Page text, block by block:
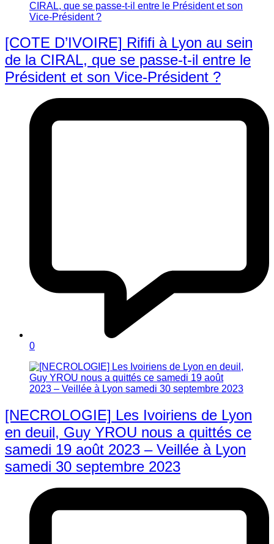
[COTE D’IVOIRE] Rififi à Lyon au sein
de la CIRAL, que se passe-t-il entre le
Président et son Vice-Président ?
0
[NECROLOGIE] Les Ivoiriens de Lyon
en deuil, Guy YROU nous a quittés ce
samedi 19 août 2023 – Veillée à Lyon
samedi 30 septembre 2023